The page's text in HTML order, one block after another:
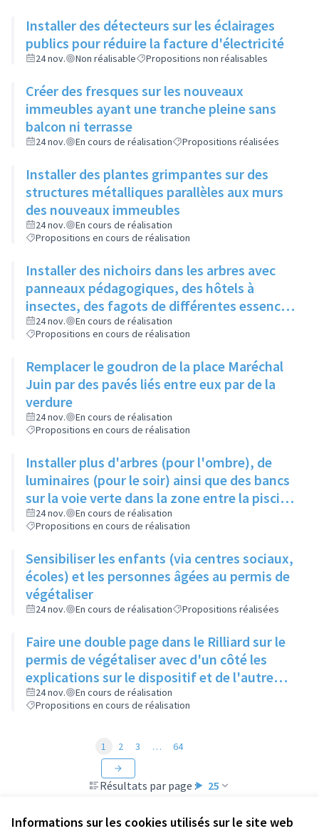
Informations sur les cookies utilisés sur le site web
Installer des détecteurs sur les éclairages
publics pour réduire la facture d'électricité
24 nov. Non réalisable Propositions non réalisables
Créer des fresques sur les nouveaux
immeubles ayant une tranche pleine sans
balcon ni terrasse
24 nov. En cours de réalisation Propositions réalisées
Installer des plantes grimpantes sur des
structures métalliques parallèles aux murs
des nouveaux immeubles
24 nov.
En cours de réalisation
Propositions en cours de réalisation
Installer des nichoirs dans les arbres avec
panneaux pédagogiques, des hôtels à
insectes, des fagots de différentes essences
pour stimuler la biodiversité sur la place du
Château à la Roue
24 nov.
En cours de réalisation
Propositions en cours de réalisation
Remplacer le goudron de la place Maréchal
Juin par des pavés liés entre eux par de la
verdure
24 nov.
En cours de réalisation
Propositions en cours de réalisation
Installer plus d'arbres (pour l'ombre), de
luminaires (pour le soir) ainsi que des bancs
sur la voie verte dans la zone entre la piscine
et la rue de l'Industrie
24 nov.
En cours de réalisation
Propositions en cours de réalisation
Sensibiliser les enfants (via centres sociaux,
écoles) et les personnes âgées au permis de
végétaliser
24 nov. En cours de réalisation Propositions réalisées
Faire une double page dans le Rilliard sur le
permis de végétaliser avec d'un côté les
explications sur le dispositif et de l'autre
côté des exemples concrets de lieux à
investir
24 nov.
En cours de réalisation
Propositions en cours de réalisation
Résultats par page : 25
1 2 3 … 64